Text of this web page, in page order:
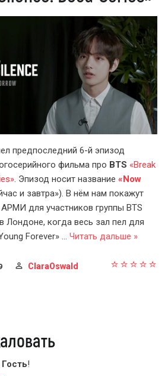
предпоследний 6-й эпизод
фильма про BTS «Break
. Эпизод носит название «Now
и завтра»). В нём нам покажут
для участников группы BTS
Лондоне, когда весь зал пел для
Forever» ... Читать дальше »
ClaraOswald
Гость!